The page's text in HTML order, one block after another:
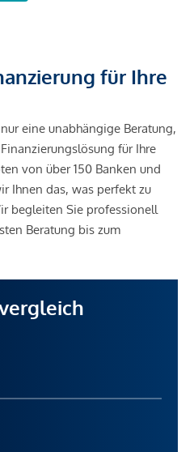
für Ihre
eine unabhängige Beratung,
für Ihre
von über 150 Banken und
Ihnen das, was perfekt zu
begleiten Sie professionell
Beratung bis zum